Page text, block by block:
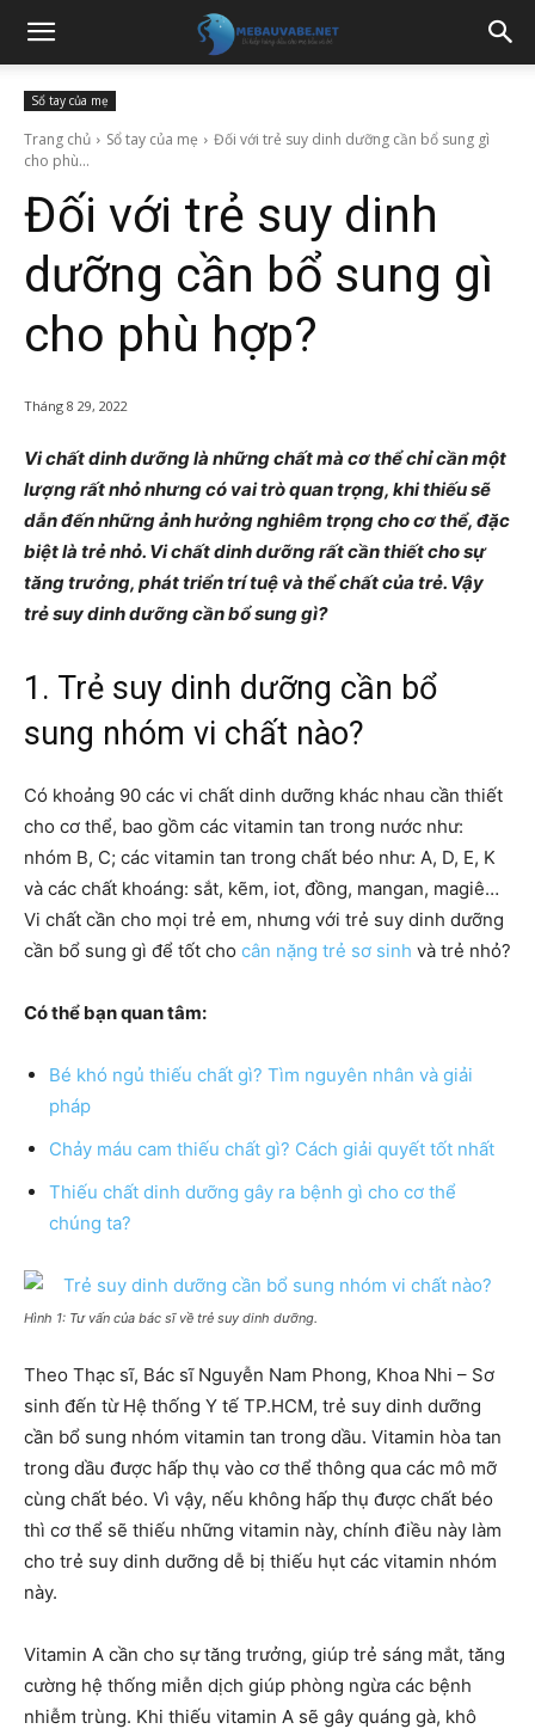
Sổ tay của mẹ
Trang chủ Sổ tay của mẹ
Đối với trẻ suy dinh dưỡng cần bổ sung gì
cho phù...
Đối với trẻ suy dinh
dưỡng cần bổ sung gì
cho phù hợp?
Tháng 8 29, 2022
Vi chất dinh dưỡng là những chất mà cơ thể chỉ cần một
lượng rất nhỏ nhưng có vai trò quan trọng, khi thiếu sẽ
dẫn đến những ảnh hưởng nghiêm trọng cho cơ thể, đặc
biệt là trẻ nhỏ. Vi chất dinh dưỡng rất cần thiết cho sự
tăng trưởng, phát triển trí tuệ và thể chất của trẻ. Vậy
trẻ suy dinh dưỡng cần bổ sung gì?
1. Trẻ suy dinh dưỡng cần bổ
sung nhóm vi chất nào?
Có khoảng 90 các vi chất dinh dưỡng khác nhau cần thiết
cho cơ thể, bao gồm các vitamin tan trong nước như:
nhóm B, C; các vitamin tan trong chất béo như: A, D, E, K
và các chất khoáng: sắt, kẽm, iot, đồng, mangan, magiê…
Vi chất cần cho mọi trẻ em, nhưng với trẻ suy dinh dưỡng
cần bổ sung gì để tốt cho cân nặng trẻ sơ sinh và trẻ nhỏ?
Có thể bạn quan tâm:
Bé khó ngủ thiếu chất gì? Tìm nguyên nhân và giải
pháp
Chảy máu cam thiếu chất gì? Cách giải quyết tốt nhất
Thiếu chất dinh dưỡng gây ra bệnh gì cho cơ thể
chúng ta?
Hình 1: Tư vấn của bác sĩ về trẻ suy dinh dưỡng.
Theo Thạc sĩ, Bác sĩ Nguyễn Nam Phong, Khoa Nhi – Sơ
sinh đến từ Hệ thống Y tế TP.HCM, trẻ suy dinh dưỡng
cần bổ sung nhóm vitamin tan trong dầu. Vitamin hòa tan
trong dầu được hấp thụ vào cơ thể thông qua các mô mỡ
cùng chất béo. Vì vậy, nếu không hấp thụ được chất béo
thì cơ thể sẽ thiếu những vitamin này, chính điều này làm
cho trẻ suy dinh dưỡng dễ bị thiếu hụt các vitamin nhóm
này.
Vitamin A cần cho sự tăng trưởng, giúp trẻ sáng mắt, tăng
cường hệ thống miễn dịch giúp phòng ngừa các bệnh
nhiễm trùng. Khi thiếu vitamin A sẽ gây quáng gà, khô